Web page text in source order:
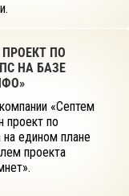
ПО
НА БАЗЕ
«Септем
проект по
на едином плане
проекта